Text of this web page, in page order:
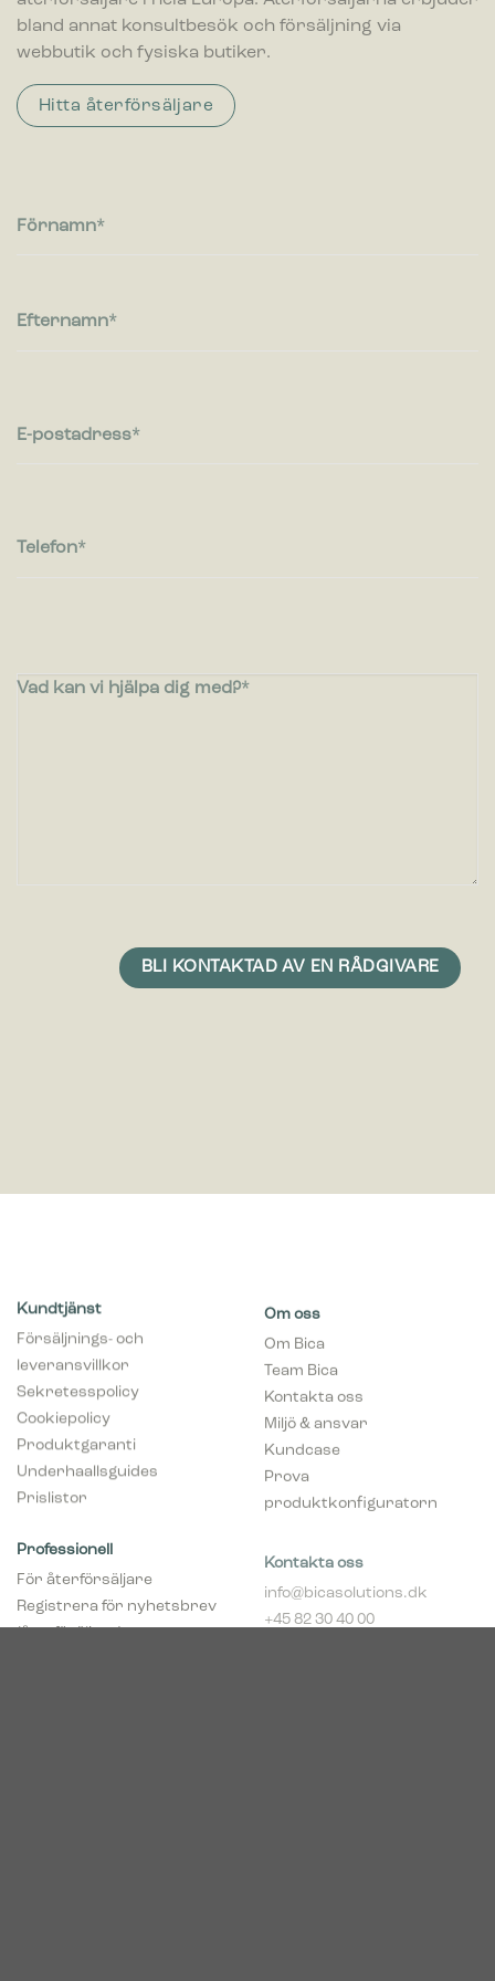
Cookies för statistik hjälper en webbplatsägare att förstå hur
besökare interagerar med webbplatser genom att samla och
rapportera in information anonymt.
Marknadsföring
tredjepartsannonsörer.
bland annat konsultbesök och försäljning via
webbutik och fysiska butiker.
Hitta återförsäljare
Förnamn
Efternamn
E-postadress
Telefon
Vad kan vi hjälpa dig med?
Kundtjänst
Försäljnings- och
leveransvillkor
Sekretesspolicy
Cookiepolicy
Produktgaranti
Underhaallsguides
Prislistor
Om oss
Om Bica
Team Bica
Kontakta oss
Miljö & ansvar
Kundcase
Prova
produktkonfiguratorn
Professionell
För återförsäljare
Registrera för nyhetsbrev
(återföräljare)
+45 82 30 40 00